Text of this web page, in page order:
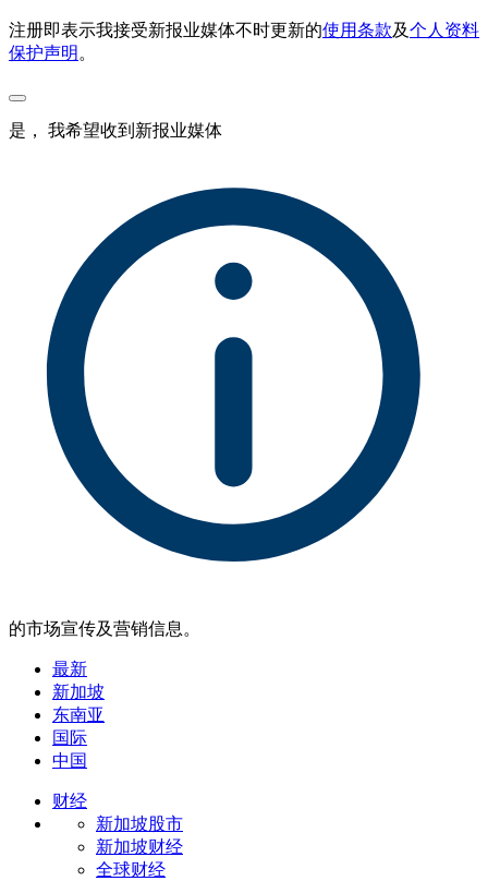
注册即表示我接受新报业媒体不时更新的使用条款及个人资料
保护声明 。
是， 我希望收到新报业媒体
的市场宣传及营销信息。
最新
新加坡
东南亚
国际
中国
财经
新加坡股市
新加坡财经
全球财经